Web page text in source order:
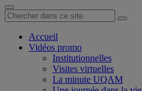
Accueil
Vidéos promo
Institutionnelles
Visites virtuelles
La minute UQAM